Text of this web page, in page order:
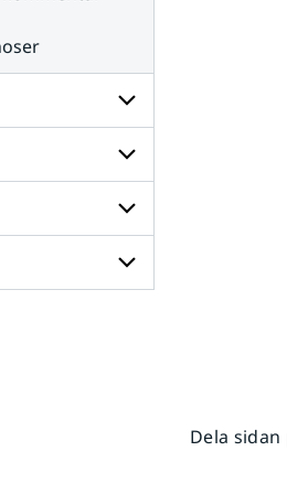
Undersidor
för
Radar
och
satellit
Undersidor
för
Väder
till
havs
Undersidor
för
Dela sidan